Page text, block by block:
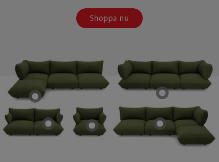
Shoppa nu